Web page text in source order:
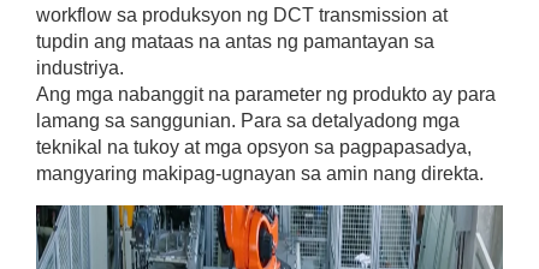
workflow sa produksyon ng DCT transmission at
tupdin ang mataas na antas ng pamantayan sa
industriya.
Ang mga nabanggit na parameter ng produkto ay para
lamang sa sanggunian. Para sa detalyadong mga
teknikal na tukoy at mga opsyon sa pagpapasadya,
mangyaring makipag-ugnayan sa amin nang direkta.